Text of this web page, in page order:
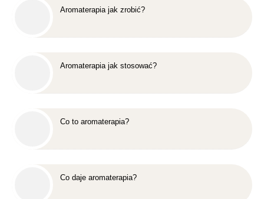
Aromaterapia jak zrobić?
Aromaterapia jak stosować?
Co to aromaterapia?
Co daje aromaterapia?